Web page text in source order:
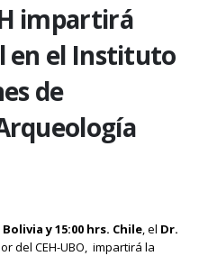
impartirá
en el Instituto
de
y 15:00 hrs. Chile, el Dr.
del CEH-UBO, impartirá la